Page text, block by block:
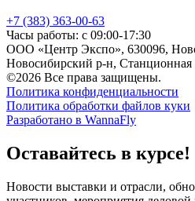
+7 (383) 363-00-63
Часы работы: с 09:00-17:30
ООО «Центр Экспо», 630096,
Новосибирский р-н, Станционная
©2026 Все права защищены.
Политика конфиденциальности
Политика обработки файлов куки
Разработано в WannaFly
Оставайтесь в курсе!
Новости выставки и отрасли,